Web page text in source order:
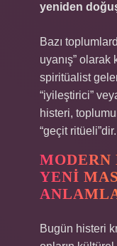
yeniden
Bazı
uyanış”
spiritüalist
“iyileştirici”
histeri,
“geçit ritüeli”dir.
MODERN
YENI
Bugün histeri